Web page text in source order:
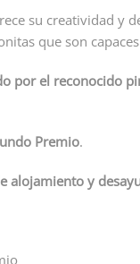
su creatividad
que son
por el reconocido
Premio.
alojamiento y